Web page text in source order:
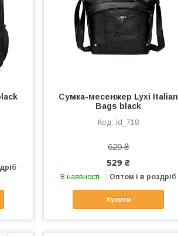
Сумка-месенжер Lyxi Italian
Bags black
id_718
629 ₴
529 ₴
В наявності Оптом і в роздріб
Купити